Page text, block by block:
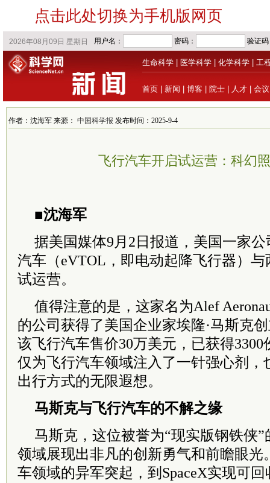
点击此处切换为手机版网页
生命科学 医学科学 化学科学 工
首页 新闻 博客 院士 人才 会议
作者：沈海军 来源： 中国科学报 发布时间：2025-9-4
飞行汽车开启试运营：科幻
■沈海军
据美国媒体9月2日报道，美国一家
汽车（eVTOL，即电动起降飞行器）
试运营。
值得注意的是，这家名为Alef
的公司获得了美国企业家埃隆·马斯克
该飞行汽车售价30万美元，已获得
仅为飞行汽车领域注入了一针强心剂，
出行方式的无限遐想。
马斯克与飞行汽车的不解之缘
马斯克，这位被誉为“现实版钢铁侠
领域展现出非凡的创新勇气和前瞻眼光
车领域的异军突起，到SpaceX实现可